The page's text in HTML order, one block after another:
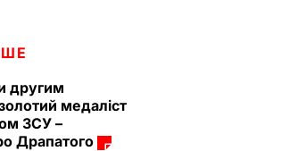
другим
медаліст
ЗСУ –
Драпатого